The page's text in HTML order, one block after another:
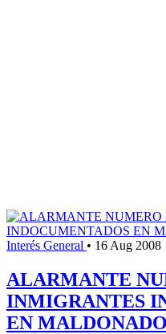
Interés General • 16 Aug 2008
ALARMANTE
INMIGRANTES
EN MALDONADO